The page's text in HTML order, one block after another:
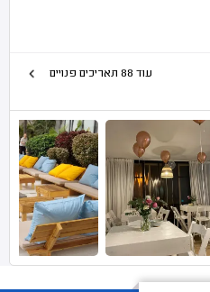
עוד 88 תאריכים פנויים